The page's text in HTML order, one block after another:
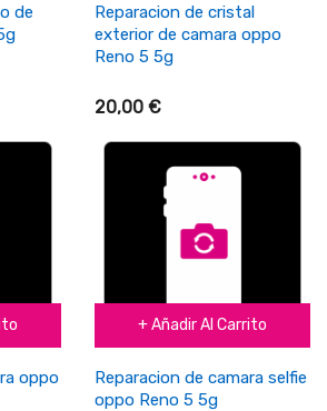
de
Reparacion de cristal
exterior de camara oppo
Reno 5 5g
20,00 €
oppo
+ Añadir Al Carrito
Reparacion de camara selfie
oppo Reno 5 5g